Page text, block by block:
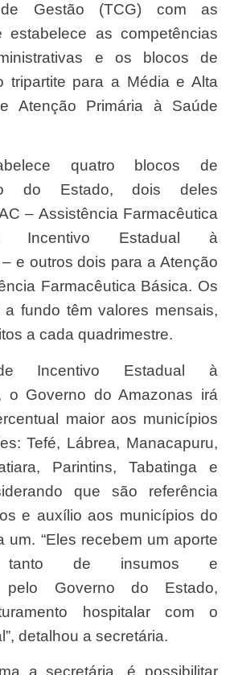
de Gestão (TCG) com as
estabelece as competências
e os blocos de
tripartite para a Média e Alta
Atenção Primária à Saúde
do Estado, dois deles
– Assistência Farmacêutica
Incentivo Estadual à
e outros dois para a Atenção
Farmacêutica Básica. Os
a fundo têm valores mensais,
a cada quadrimestre.
o Governo do Amazonas irá
maior aos municípios
Tefé, Lábrea, Manacapuru,
Parintins, Tabatinga e
que são referência
e auxílio aos municípios do
um. “Eles recebem um aporte
tanto de insumos e
pelo Governo do Estado,
hospitalar com o
detalhou a secretária.